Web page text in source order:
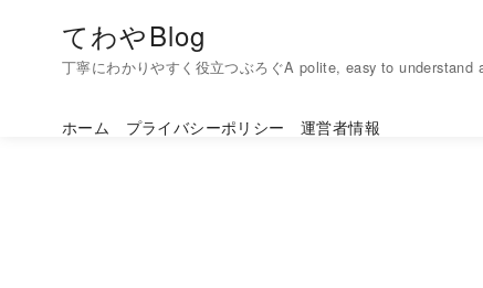
てわやBlog
丁寧にわかりやすく役立つぶろぐA polite, easy to understand
ホーム プライバシーポリシー 運営者情報